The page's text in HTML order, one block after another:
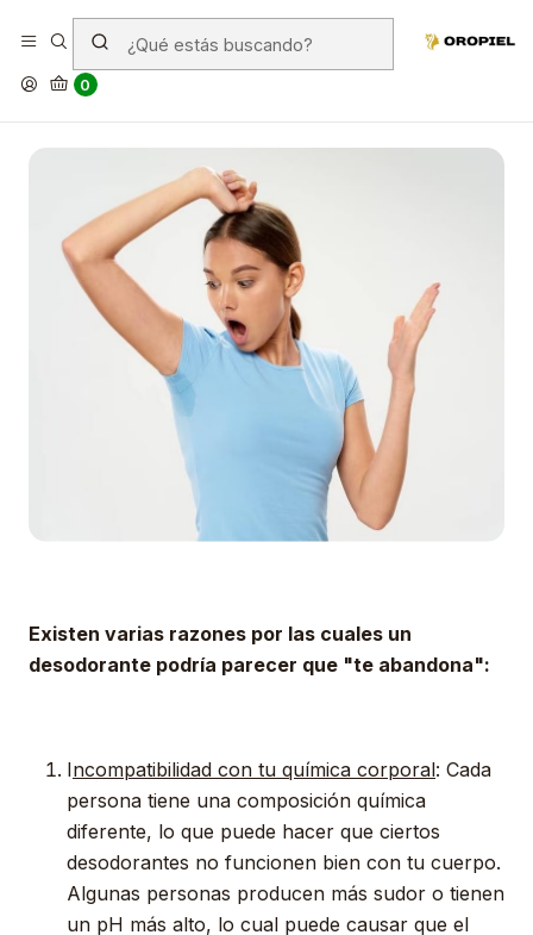
0
El desodorante me abandona
Existen varias razones por las cuales un
desodorante podría parecer que "te abandona":
Incompatibilidad con tu química corporal: Cada
persona tiene una composición química
diferente, lo que puede hacer que ciertos
desodorantes no funcionen bien con tu cuerpo.
Algunas personas producen más sudor o tienen
un pH más alto, lo cual puede causar que el